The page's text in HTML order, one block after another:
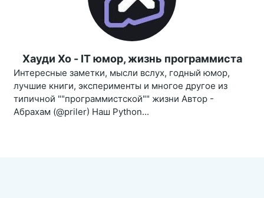
Хауди Хо - IT юмор, жизнь программиста
Интересные заметки, мысли вслух, годный юмор,
лучшие книги, эксперименты и многое другое из
типичной ""программистской"" жизни Автор -
Абрахам (@priler) Наш Python...